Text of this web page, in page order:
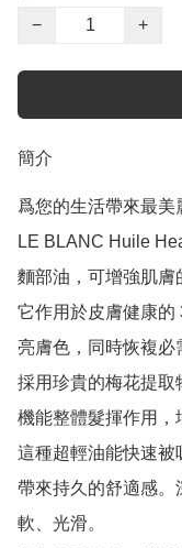
−
+
簡介
爲您的生活帶來最美
LE BLANC Huile
麵部油，可增強肌膚
它作用於皮膚健康的
亮膚色，同時恢複必
採用珍貴的梅花提取
機能整體髮揮作用，
這種超輕油能快速被
帶來持久的舒適感。
軟、光滑。